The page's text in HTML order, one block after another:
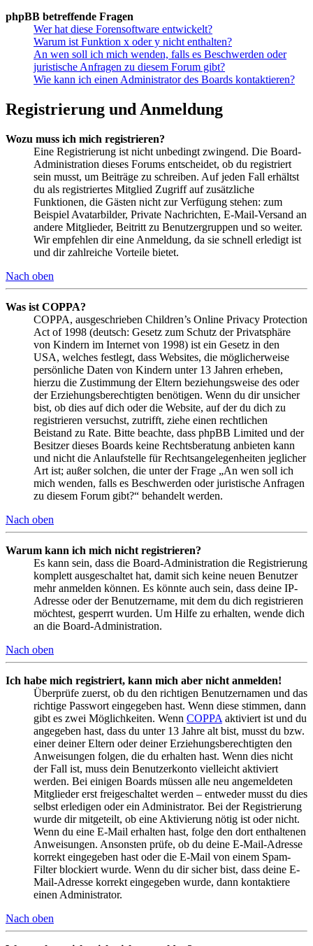
phpBB betreffende Fragen
Wer hat diese Forensoftware entwickelt?
Warum ist Funktion x oder y nicht enthalten?
An wen soll ich mich wenden, falls es Beschwerden oder
juristische Anfragen zu diesem Forum gibt?
Wie kann ich einen Administrator des Boards kontaktieren?
Registrierung und Anmeldung
Wozu muss ich mich registrieren?
Eine Registrierung ist nicht unbedingt zwingend. Die Board-
Administration dieses Forums entscheidet, ob du registriert
sein musst, um Beiträge zu schreiben. Auf jeden Fall erhältst
du als registriertes Mitglied Zugriff auf zusätzliche
Funktionen, die Gästen nicht zur Verfügung stehen: zum
Beispiel Avatarbilder, Private Nachrichten, E-Mail-Versand an
andere Mitglieder, Beitritt zu Benutzergruppen und so weiter.
Wir empfehlen dir eine Anmeldung, da sie schnell erledigt ist
und dir zahlreiche Vorteile bietet.
Nach oben
Was ist COPPA?
COPPA, ausgeschrieben Children’s Online Privacy Protection
Act of 1998 (deutsch: Gesetz zum Schutz der Privatsphäre
von Kindern im Internet von 1998) ist ein Gesetz in den
USA, welches festlegt, dass Websites, die möglicherweise
persönliche Daten von Kindern unter 13 Jahren erheben,
hierzu die Zustimmung der Eltern beziehungsweise des oder
der Erziehungsberechtigten benötigen. Wenn du dir unsicher
bist, ob dies auf dich oder die Website, auf der du dich zu
registrieren versuchst, zutrifft, ziehe einen rechtlichen
Beistand zu Rate. Bitte beachte, dass phpBB Limited und der
Besitzer dieses Boards keine Rechtsberatung anbieten kann
und nicht die Anlaufstelle für Rechtsangelegenheiten jeglicher
Art ist; außer solchen, die unter der Frage „An wen soll ich
mich wenden, falls es Beschwerden oder juristische Anfragen
zu diesem Forum gibt?“ behandelt werden.
Nach oben
Warum kann ich mich nicht registrieren?
Es kann sein, dass die Board-Administration die Registrierung
komplett ausgeschaltet hat, damit sich keine neuen Benutzer
mehr anmelden können. Es könnte auch sein, dass deine IP-
Adresse oder der Benutzername, mit dem du dich registrieren
möchtest, gesperrt wurden. Um Hilfe zu erhalten, wende dich
an die Board-Administration.
Nach oben
Ich habe mich registriert, kann mich aber nicht anmelden!
Überprüfe zuerst, ob du den richtigen Benutzernamen und das
richtige Passwort eingegeben hast. Wenn diese stimmen, dann
gibt es zwei Möglichkeiten. Wenn COPPA aktiviert ist und du
angegeben hast, dass du unter 13 Jahre alt bist, musst du bzw.
einer deiner Eltern oder deiner Erziehungsberechtigten den
Anweisungen folgen, die du erhalten hast. Wenn dies nicht
der Fall ist, muss dein Benutzerkonto vielleicht aktiviert
werden. Bei einigen Boards müssen alle neu angemeldeten
Mitglieder erst freigeschaltet werden – entweder musst du dies
selbst erledigen oder ein Administrator. Bei der Registrierung
wurde dir mitgeteilt, ob eine Aktivierung nötig ist oder nicht.
Wenn du eine E-Mail erhalten hast, folge den dort enthaltenen
Anweisungen. Ansonsten prüfe, ob du deine E-Mail-Adresse
korrekt eingegeben hast oder die E-Mail von einem Spam-
Filter blockiert wurde. Wenn du dir sicher bist, dass deine E-
Mail-Adresse korrekt eingegeben wurde, dann kontaktiere
einen Administrator.
Nach oben